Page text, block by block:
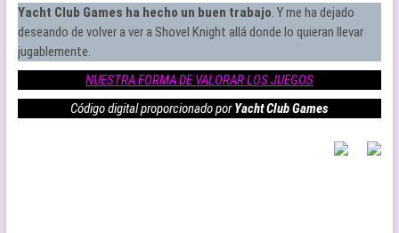
Yacht Club Games ha hecho un buen trabajo. Y me ha dejado
deseando de volver a ver a Shovel Knight allá donde lo quieran llevar
jugablemente.
NUESTRA FORMA DE VALORAR LOS JUEGOS
Código digital proporcionado por Yacht Club Games